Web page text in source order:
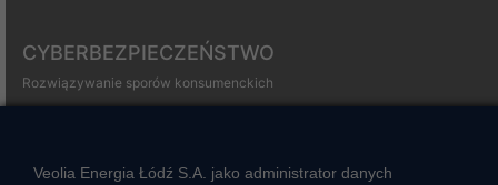
CYBERBEZPIECZEŃSTWO
Rozwiązywanie sporów konsumenckich
Veolia Energia Łódź S.A. jako administrator danych